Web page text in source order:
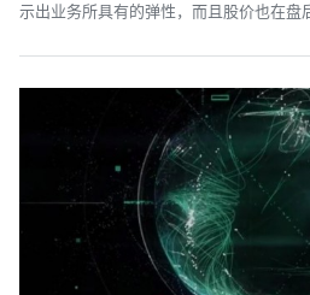
示出业务所具有的弹性，而且股价也在盘